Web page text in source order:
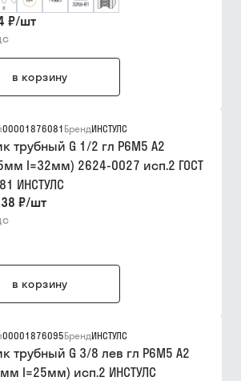
₽/шт
в корзину
00001876081 БрендИНСТУЛС
трубный G 1/2 гл Р6М5 A2
l=32мм) 2624-0027 исп.2 ГОСТ
ИНСТУЛС
₽/шт
в корзину
00001876095БрендИНСТУЛС
трубный G 3/8 лев гл Р6М5 A2
I=25мм) исп.2 ИНСТУЛС